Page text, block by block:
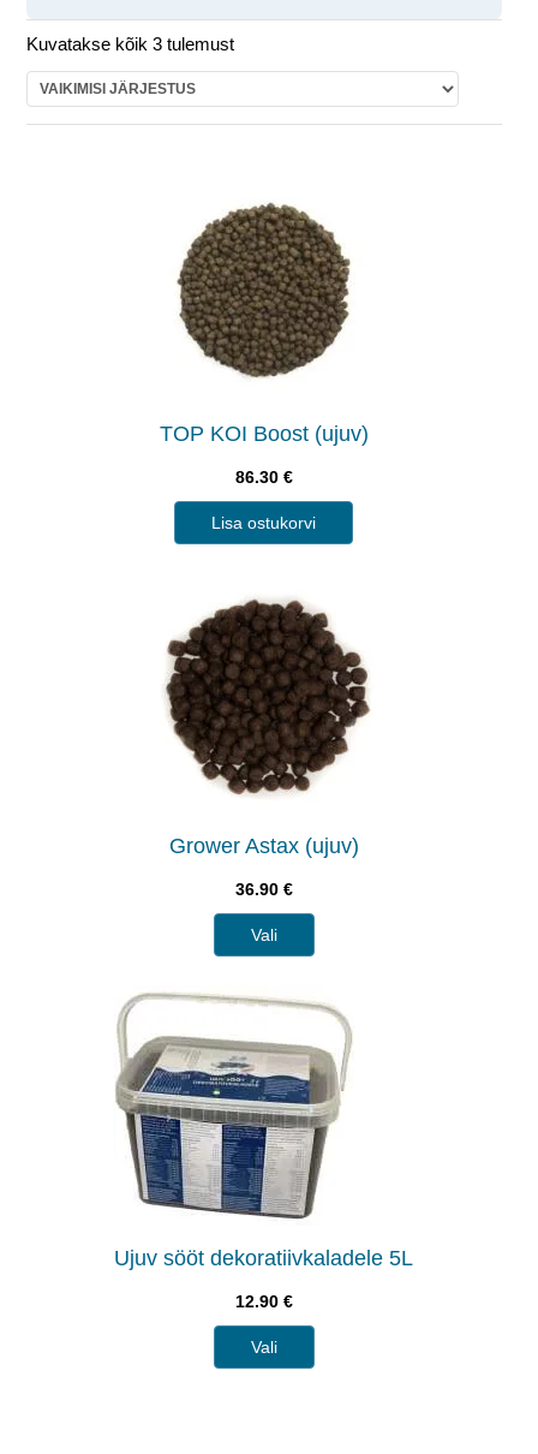
Kuvatakse kõik 3 tulemust
TOP KOI Boost (ujuv)
86.30 €
Lisa ostukorvi
Grower Astax (ujuv)
36.90 €
Vali
Ujuv sööt dekoratiivkaladele 5L
12.90 €
Vali